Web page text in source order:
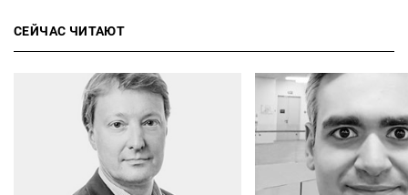
СЕЙЧАС ЧИТАЮТ